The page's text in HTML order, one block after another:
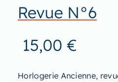
Revue N°6
15,00 €
Horlogerie Ancienne,